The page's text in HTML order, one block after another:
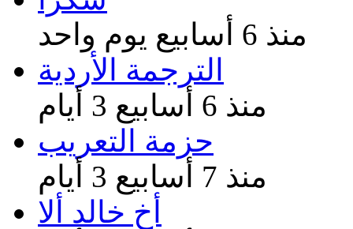
منذ 6 أسابيع يوم واحد
الترجمة الأردية
منذ 6 أسابيع 3 أيام
حزمة التعريب
منذ 7 أسابيع 3 أيام
أخ خالد ألا